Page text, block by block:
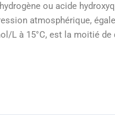
ou acide
atmosphérique,
L à 15°C, est la moitié de